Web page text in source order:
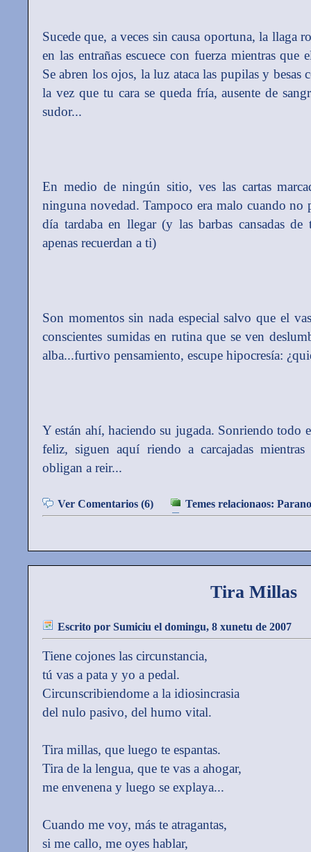
Sucede que, a veces sin causa oportuna, la llaga
en las entrañas escuece con fuerza mientras que
Se abren los ojos, la luz ataca las pupilas y
la vez que tu cara se queda fría, ausente de
sudor...
En medio de ningún sitio, ves las cartas
ninguna novedad. Tampoco era malo cuando no
día tardaba en llegar (y las barbas cansadas
apenas recuerdan a ti)
Son momentos sin nada especial salvo que el
conscientes sumidas en rutina que se ven
alba...furtivo pensamiento, escupe hipocresía:
Y están ahí, haciendo su jugada. Sonriendo todo
feliz, siguen aquí riendo a carcajadas
obligan a reir...
Ver Comentarios (6) Temes relacionaos:
Tira Millas
Escrito por Sumiciu el domingu, 8 xunetu de 2007
Tiene cojones las circunstancia,
tú vas a pata y yo a pedal.
Circunscribiendome a la idiosincrasia
del nulo pasivo, del humo vital.
Tira millas, que luego te espantas.
Tira de la lengua, que te vas a ahogar,
me envenena y luego se explaya...
Cuando me voy, más te atragantas,
si me callo, me oyes hablar,